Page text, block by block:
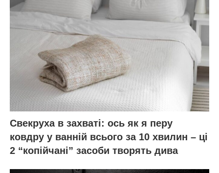
Свекруха в захваті: ось як я перу
ковдру у ванній всього за 10 хвилин – ці
2 “копійчані” засоби творять дива